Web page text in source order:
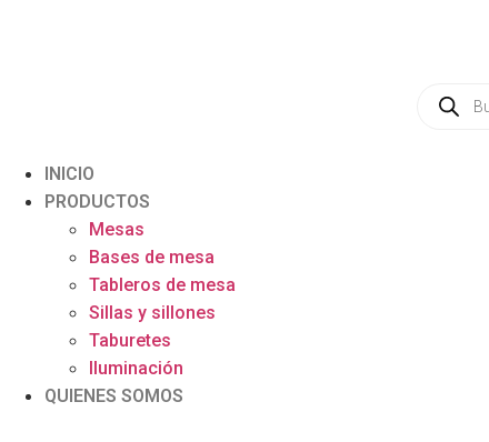
INICIO
PRODUCTOS
Mesas
Bases de mesa
Tableros de mesa
Sillas y sillones
Taburetes
Iluminación
QUIENES SOMOS